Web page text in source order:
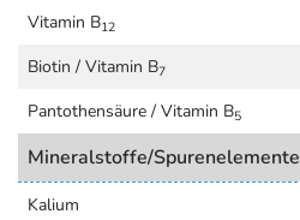
Vitamin B12
Biotin / Vitamin B7
Pantothensäure / Vitamin B5
Mineralstoffe/Spurenelemente
Kalium